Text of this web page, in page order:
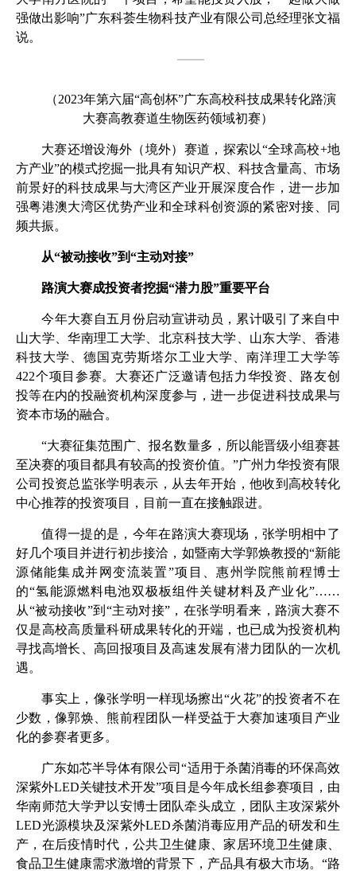
强做出影响”广东科荟生物科技产业有限公司总经理张文福
说。
（2023年第六届“高创杯”广东高校科技成果转化路演
大赛高教赛道生物医药领域初赛）
大赛还增设海外（境外）赛道，探索以“全球高校+地
方产业”的模式挖掘一批具有知识产权、科技含量高、市场
前景好的科技成果与大湾区产业开展深度合作，进一步加
强粤港澳大湾区优势产业和全球科创资源的紧密对接、同
频共振。
从“被动接收”到“主动对接”
路演大赛成投资者挖掘“潜力股”重要平台
今年大赛自五月份启动宣讲动员，累计吸引了来自中
山大学、华南理工大学、北京科技大学、山东大学、香港
科技大学、德国克劳斯塔尔工业大学、南洋理工大学等
422个项目参赛。大赛还广泛邀请包括力华投资、路友创
投等在内的投融资机构深度参与，进一步促进科技成果与
资本市场的融合。
“大赛征集范围广、报名数量多，所以能晋级小组赛甚
至决赛的项目都具有较高的投资价值。”广州力华投资有限
公司投资总监张学明表示，从去年开始，他收到高校转化
中心推荐的投资项目，目前一直在接触跟进。
值得一提的是，今年在路演大赛现场，张学明相中了
好几个项目并进行初步接洽，如暨南大学郭焕教授的“新能
源储能集成并网变流装置”项目、惠州学院熊前程博士
的“氢能源燃料电池双极板组件关键材料及产业化”……
从“被动接收”到“主动对接”，在张学明看来，路演大赛不
仅是高校高质量科研成果转化的开端，也已成为投资机构
寻找高增长、高回报项目及高速发展有潜力团队的一次机
遇。
事实上，像张学明一样现场擦出“火花”的投资者不在
少数，像郭焕、熊前程团队一样受益于大赛加速项目产业
化的参赛者更多。
广东如芯半导体有限公司“适用于杀菌消毒的环保高效
深紫外LED关键技术开发”项目是今年成长组参赛项目，由
华南师范大学尹以安博士团队牵头成立，团队主攻深紫外
LED光源模块及深紫外LED杀菌消毒应用产品的研发和生
产，在后疫情时代，公共卫生健康、家居环境卫生健康、
食品卫生健康需求激增的背景下，产品具有极大市场。“路